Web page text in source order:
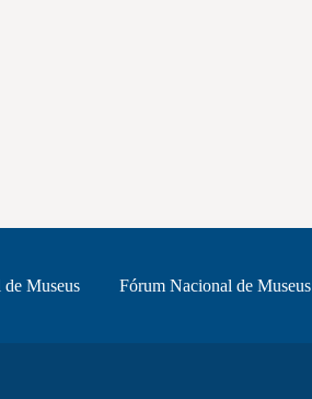
Museus Fórum Nacional de Museus